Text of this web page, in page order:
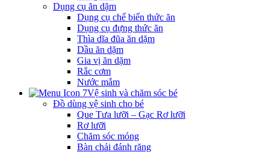
Dụng cụ ăn dặm
Dụng cụ chế biến thức ăn
Dụng cụ đựng thức ăn
Thìa dĩa đũa ăn dặm
Dầu ăn dặm
Gia vị ăn dặm
Rắc cơm
Nước mắm
Vệ sinh và chăm sóc bé
Đồ dùng vệ sinh cho bé
Que Tưa lưỡi – Gạc Rơ lưỡi
Rơ lưỡi
Chăm sóc móng
Bàn chải đánh răng